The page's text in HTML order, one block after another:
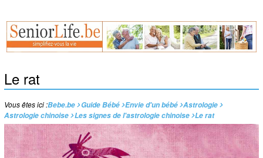
Le rat
Vous êtes ici :Bebe.be Guide Bébé Envie d'un bébé Astrologie
Astrologie chinoise Les signes de l'astrologie chinoise Le rat